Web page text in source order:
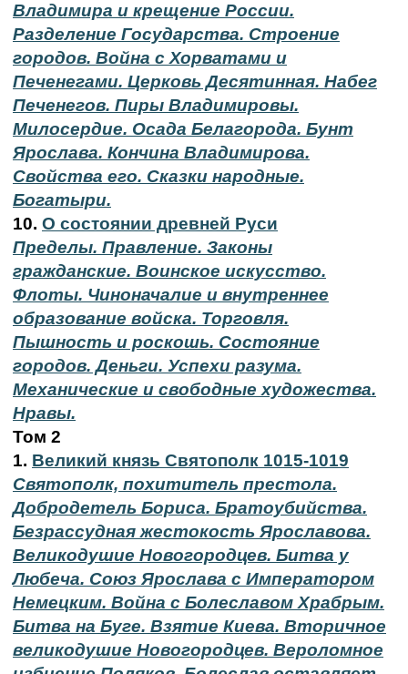
Владимира и крещение России.
Разделение Государства. Строение
городов. Война с Хорватами и
Печенегами. Церковь Десятинная. Набег
Печенегов. Пиры Владимировы.
Милосердие. Осада Белагорода. Бунт
Ярослава. Кончина Владимирова.
Свойства его. Сказки народные.
Богатыри.
10. О состоянии древней Руси
Пределы. Правление. Законы
гражданские. Воинское искусство.
Флоты. Чиноначалие и внутреннее
образование войска. Торговля.
Пышность и роскошь. Состояние
городов. Деньги. Успехи разума.
Механические и свободные художества.
Нравы.
Том 2
1. Великий князь Святополк 1015-1019
Святополк, похититель престола.
Добродетель Бориса. Братоубийства.
Безрассудная жестокость Ярославова.
Великодушие Новогородцев. Битва у
Любеча. Союз Ярослава с Императором
Немецким. Война с Болеславом Храбрым.
Битва на Буге. Взятие Киева. Вторичное
великодушие Новогородцев. Вероломное